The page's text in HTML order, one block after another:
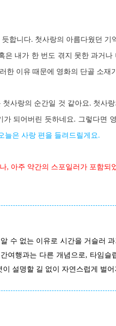
합니다. 첫사랑의 아름다웠던 기
내가 한 번도 겪지 못한 과거
한 이유 때문에 영화의 단골 소재
사랑의 순간일 것 같아요. 첫사
되어버린 듯하네요. 그렇다면
늘은 사랑 편을 들려드릴게요.
, 아주 약간의 스포일러가 포함되
수 없는 이유로 시간을 거슬러
여행과는 다른 개념으로, 타임슬
설명할 길 없이 자연스럽게 벌